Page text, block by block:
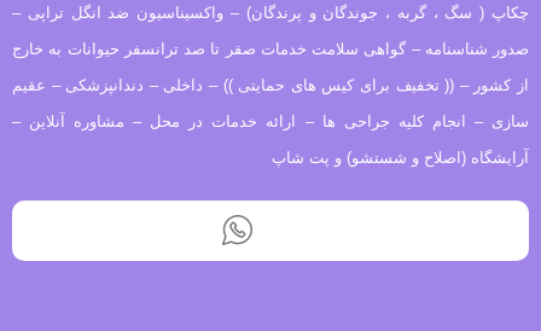
چکاپ ( سگ ، گربه ، جوندگان و پرندگان) – واکسیناسیون ضد انگل تراپی –
صدور شناسنامه – گواهی سلامت خدمات صفر تا صد ترانسفر حیوانات به خارج
از کشور – (( تخفیف برای کیس های حمایتی )) – داخلی – دندانپزشکی – عقیم
سازی – انجام کلیه جراحی ها – ارائه خدمات در محل – مشاوره آنلاین –
آرایشگاه (اصلاح و شستشو) و پت شاپ